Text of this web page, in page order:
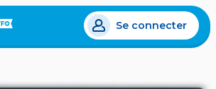
Se connecter